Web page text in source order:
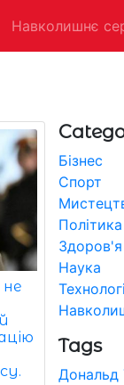
Навколишнє
не
Бізнес
Спорт
Політика
Здоров'я
Наука
Tags
Дональд